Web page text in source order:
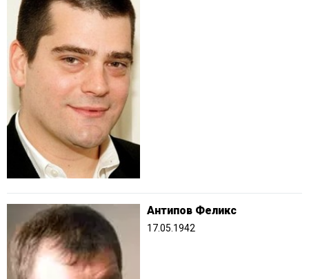
Антипов Феликс
17.05.1942